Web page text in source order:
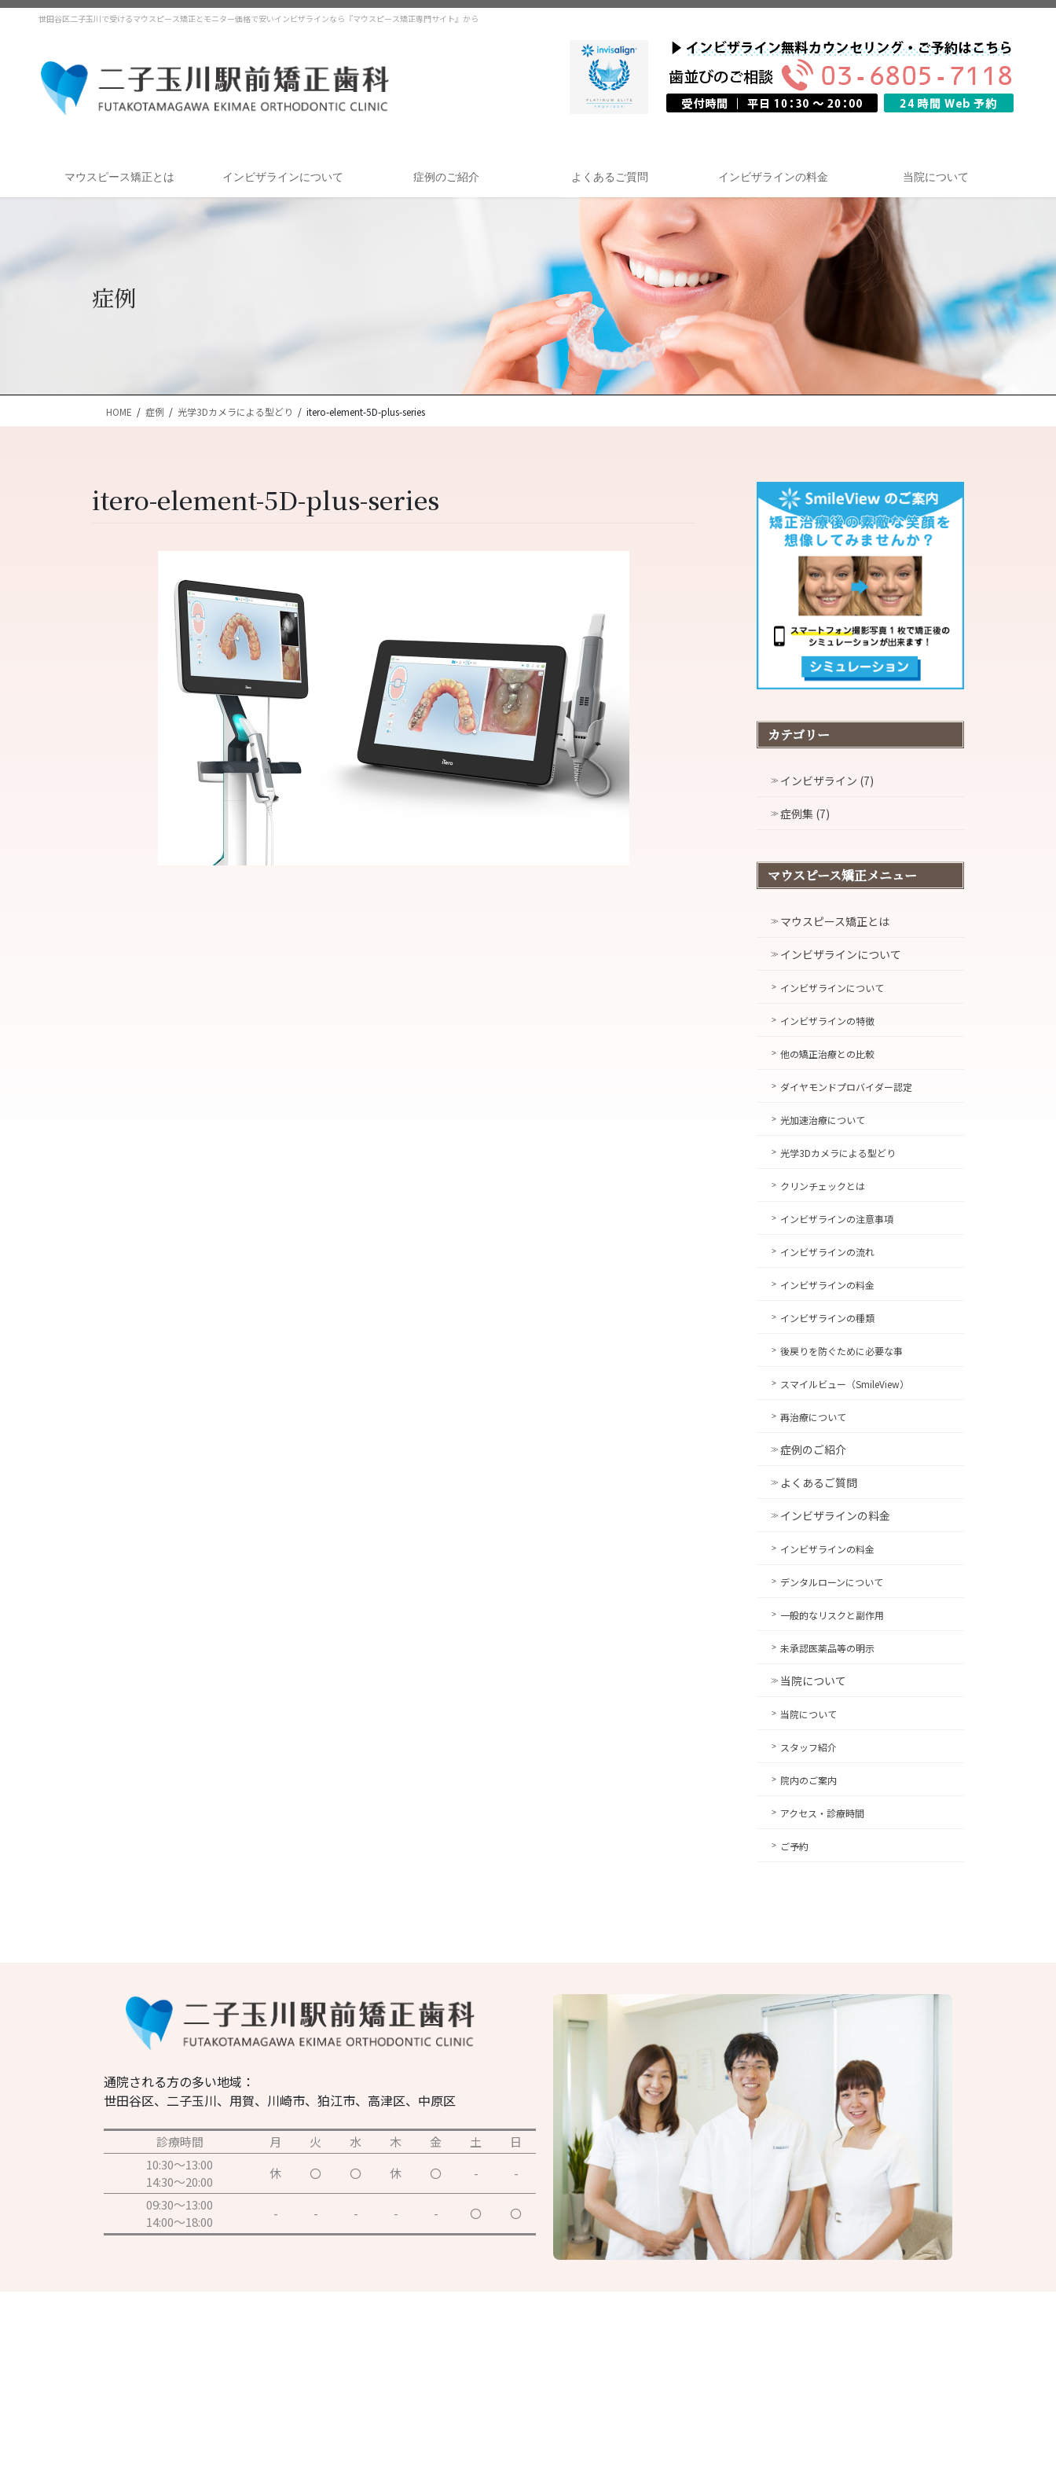
コ
ナ
世田谷区二子玉川で受けるマウスピース矯正とモニター価格で安いインビザラインなら『マウスピース矯正専門サイト』から
マウスピース矯正とは インビザラインについて 症例のご紹介 よくあるご質問 インビザラインの料金 当院について
症例
HOME 症例 光学3Dカメラによる型どり itero-element-5D-plus-series
itero-element-5D-plus-series
カテゴリー
インビザライン (7)
症例集 (7)
マウスピース矯正メニュー
マウスピース矯正とは
インビザラインについて
インビザラインについて
インビザラインの特徴
他の矯正治療との比較
ダイヤモンドプロバイダー認定
光加速治療について
光学3Dカメラによる型どり
クリンチェックとは
インビザラインの注意事項
インビザラインの流れ
インビザラインの料金
インビザラインの種類
後戻りを防ぐために必要な事
スマイルビュー（SmileView）
再治療について
症例のご紹介
よくあるご質問
インビザラインの料金
インビザラインの料金
デンタルローンについて
一般的なリスクと副作用
未承認医薬品等の明示
当院について
当院について
スタッフ紹介
院内のご案内
アクセス・診療時間
ご予約
通院される方の多い地域：
世田谷区、二子玉川、用賀、川崎市、狛江市、高津区、中原区
診療時間 月 火 水 木 金 土
日
10:30～13:00
14:30～20:00
休 〇 〇 休 〇 -
-
09:30～13:00
14:00～18:00
- - - - - 〇 〇